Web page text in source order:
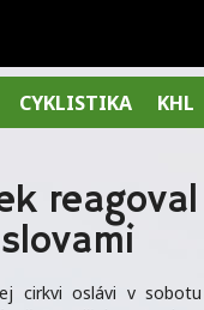
CYKLISTIKA KHL
cirkvi oslávi v